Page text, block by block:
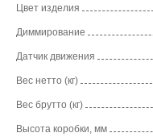
Цвет изделия
Диммирование
Датчик движения
Вес нетто (кг)
Вес брутто (кг)
Высота коробки, мм